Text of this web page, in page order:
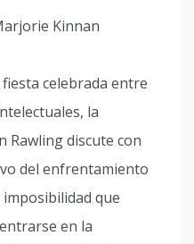
Kinnan
celebrada entre
la
Rawling discute con
del enfrentamiento
que
en la